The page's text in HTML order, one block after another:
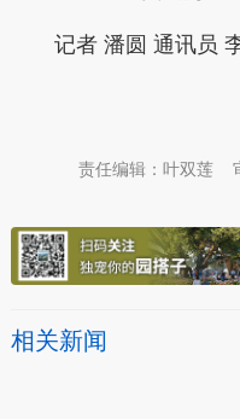
记者 潘圆 通讯员
责任编辑：叶双莲
相关新闻